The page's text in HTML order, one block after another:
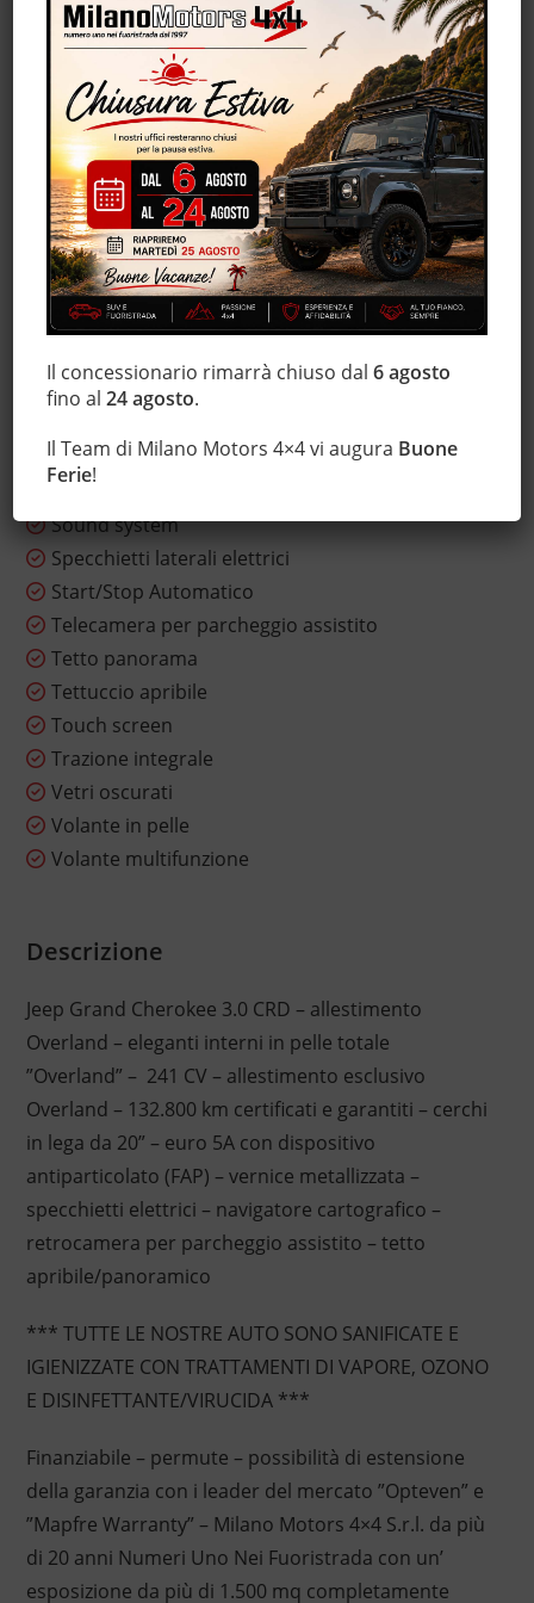
Hill holder
Immobilizzatore elettronico
Interni in pelle
Isofix
Luci diurne
Marmitta catalitica
Monitoraggio pressione pneumatici
MP3
Regolazione elettrica sedili
Sensore di luce
Sensore di pioggia
Sensori di parcheggio posteriori
Sistema di navigazione
Sound system
Specchietti laterali elettrici
Start/Stop Automatico
Telecamera per parcheggio assistito
Tetto panorama
Tettuccio apribile
Touch screen
Trazione integrale
Vetri oscurati
Volante in pelle
Volante multifunzione
Descrizione
Jeep Grand Cherokee 3.0 CRD – allestimento
Overland – eleganti interni in pelle totale
”Overland” – 241 CV – allestimento esclusivo
Overland – 132.800 km certificati e garantiti – cerchi
in lega da 20” – euro 5A con dispositivo
antiparticolato (FAP) – vernice metallizzata –
specchietti elettrici – navigatore cartografico –
retrocamera per parcheggio assistito – tetto
apribile/panoramico
*** TUTTE LE NOSTRE AUTO SONO SANIFICATE E
IGIENIZZATE CON TRATTAMENTI DI VAPORE, OZONO
E DISINFETTANTE/VIRUCIDA ***
Finanziabile – permute – possibilità di estensione
della garanzia con i leader del mercato ”Opteven” e
”Mapfre Warranty” – Milano Motors 4×4 S.r.l. da più
di 20 anni Numeri Uno Nei Fuoristrada con un’
esposizione da più di 1.500 mq completamente
Il concessionario rimarrà chiuso dal6 agosto
fino al24 agosto.
Il Team di Milano Motors 4×4 vi augura Buone
Ferie!